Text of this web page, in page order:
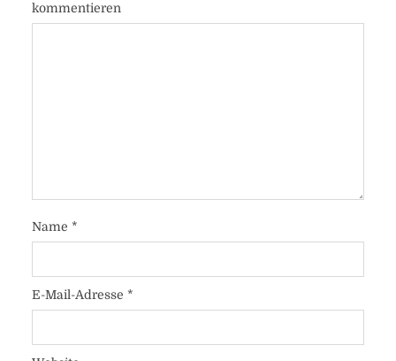
kommentieren
Name *
E-Mail-Adresse *